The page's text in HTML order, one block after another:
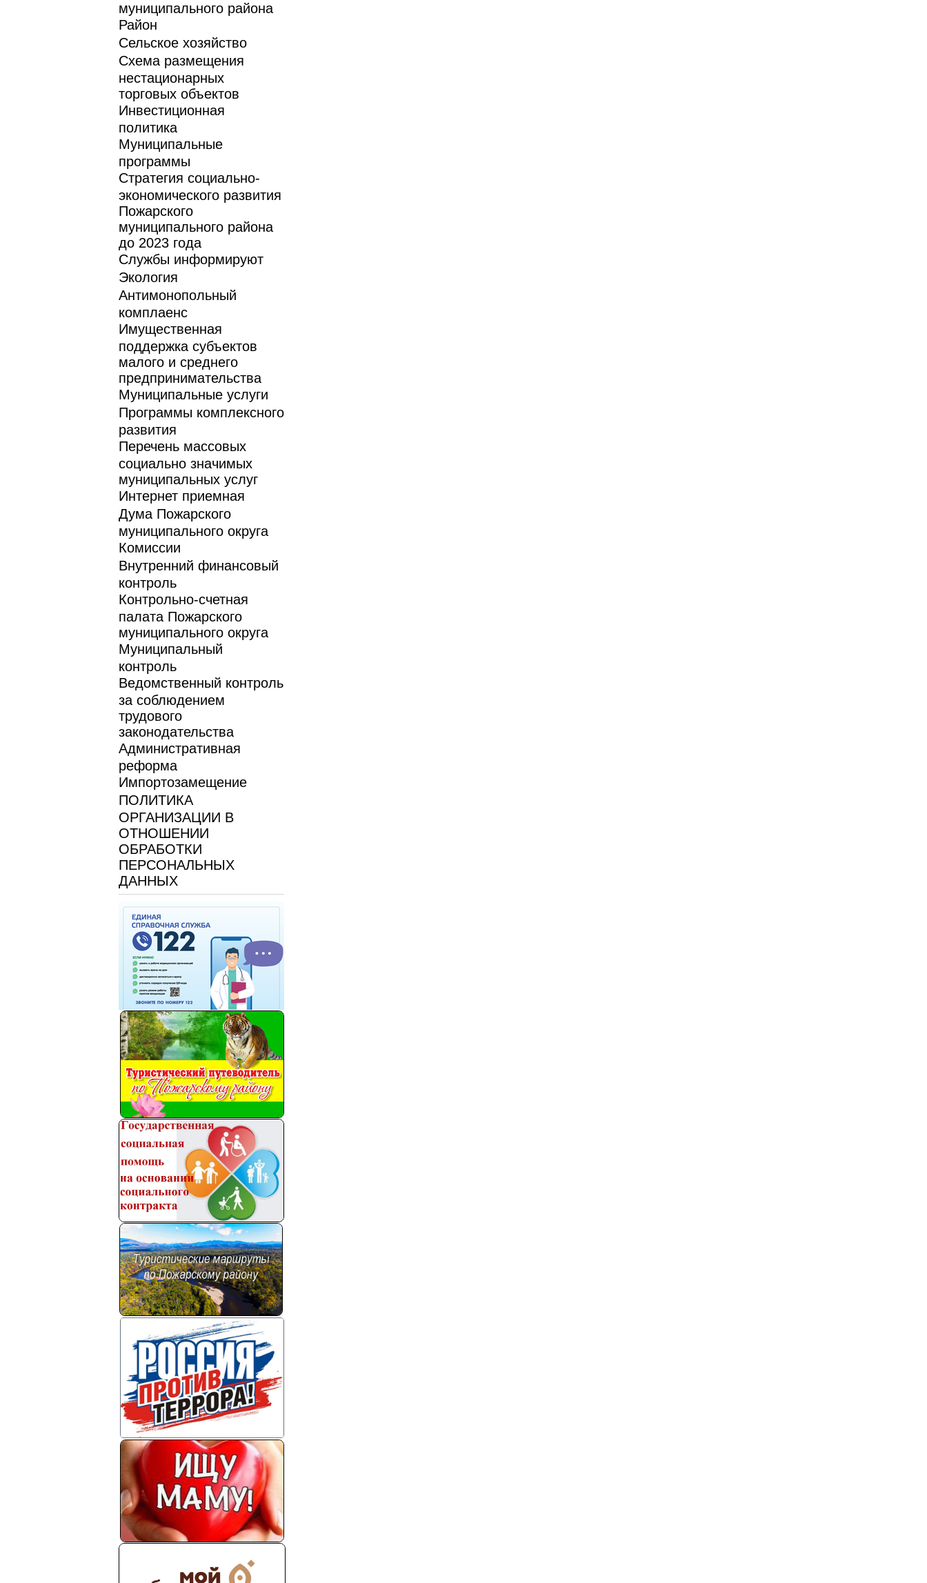
муниципального района
Район
Сельское хозяйство
Схема размещения
нестационарных
торговых объектов
Инвестиционная
политика
Муниципальные
программы
Стратегия социально-
экономического развития
Пожарского
муниципального района
до 2023 года
Службы информируют
Экология
Антимонопольный
комплаенс
Имущественная
поддержка субъектов
малого и среднего
предпринимательства
Муниципальные услуги
Программы комплексного
развития
Перечень массовых
социально значимых
муниципальных услуг
Интернет приемная
Дума Пожарского
муниципального округа
Комиссии
Внутренний финансовый
контроль
Контрольно-счетная
палата Пожарского
муниципального округа
Муниципальный
контроль
Ведомственный контроль
за соблюдением
трудового
законодательства
Административная
реформа
Импортозамещение
ПОЛИТИКА
ОРГАНИЗАЦИИ В
ОТНОШЕНИИ
ОБРАБОТКИ
ПЕРСОНАЛЬНЫХ
ДАННЫХ